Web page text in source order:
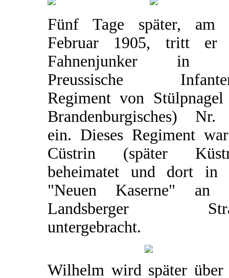
Fünf Tage später, am
Februar 1905, tritt er
Fahnenjunker in
Preussische
Regiment von
Brandenburgisches)
ein. Dieses Regiment
Cüstrin (später
beheimatet und dort in
"Neuen Kaserne" an
Landsberger
untergebracht.
Wilhelm wird später über